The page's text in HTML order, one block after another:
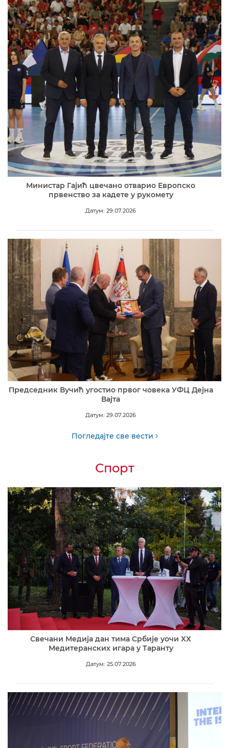
Министар Гајић цвечано отварио Европско
првенство за кадете у рукомету
Датум: 29.07.2026
Председник Вучић угостио првог човека УФЦ Дејна
Вајта
Датум: 29.07.2026
Погледајте све вести
Спорт
Свечани Медија дан тима Србије уочи XX
Медитеранских игара у Таранту
Датум: 25.07.2026